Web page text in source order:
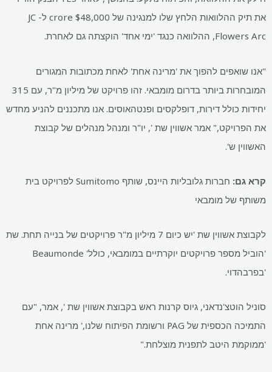
את תיק ההלוואות הלחץ שלו למנגינה של
$
48,000 crore ל- JC
Flowers Arc, ההלוואה כנגד 'ימי אחד' הוקצתה גם לאחרת.
"אנו שואפים להפוך את 'מרינה אחת' לאחת מכתובות המגורים
המובחרות ביותר בדרום מומבאי. זהו פרויקט של מיליון מ"ר, עם 315
יחידות כולל דירות, דופלקסים ופנטהאוסים. אנו מתכננים להניע מחדש
את הפרויקט," אמר אשווין שת ', יו"ר ומנהל מנהלים של קבוצת
האשווין ש'.
קרא גם:
חברות גלובליות היינס, שותף Sumitomo לפרויקט בית
משותף של מומבאי
לקבוצת אשווין שת 'יש כיום 7 מיליון מ"ר פרויקטים של בנייה תחת. שת
'הוביל מספר פרויקטים יוקרתיים במומבאי, כולל' Beaumonde
'בפרבהדוי.
סוניל הוטצ'נדאני, גיוס קרנות ראש בקבוצת אשווין שת ', אמר, "עם
התמיכה הכספית של PAG ורשומת הפיתוח שלנו,' מרינה אחת
'ממוקמת היטב לתפנית מוצלחת."